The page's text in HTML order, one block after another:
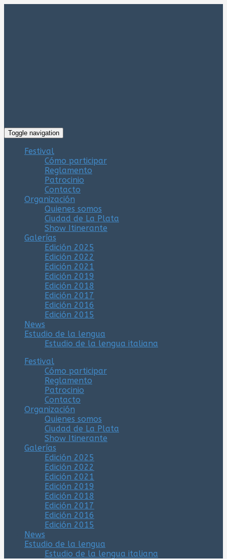
Toggle navigation
Festival
Cómo participar
Reglamento
Patrocinio
Contacto
Organización
Quienes somos
Ciudad de La Plata
Show Itinerante
Galerías
Edición 2025
Edición 2022
Edición 2021
Edición 2019
Edición 2018
Edición 2017
Edición 2016
Edición 2015
News
Estudio de la lengua
Estudio de la lengua italiana
Festival
Cómo participar
Reglamento
Patrocinio
Contacto
Organización
Quienes somos
Ciudad de La Plata
Show Itinerante
Galerías
Edición 2025
Edición 2022
Edición 2021
Edición 2019
Edición 2018
Edición 2017
Edición 2016
Edición 2015
News
Estudio de la lengua
Estudio de la lengua italiana